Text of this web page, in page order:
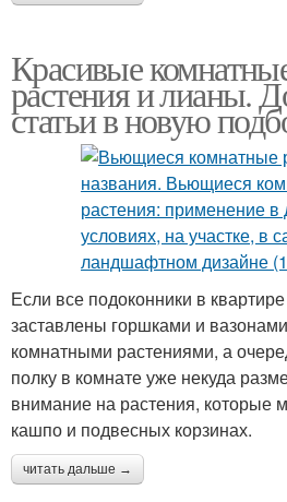
Красивые
растения и лианы.
статьи в новую
Если все подоконники в
заставлены горшками и
комнатными растениями, а
полку в комнате уже некуда
внимание на растения, которые
кашпо и подвесных корзинах.
читать дальше →